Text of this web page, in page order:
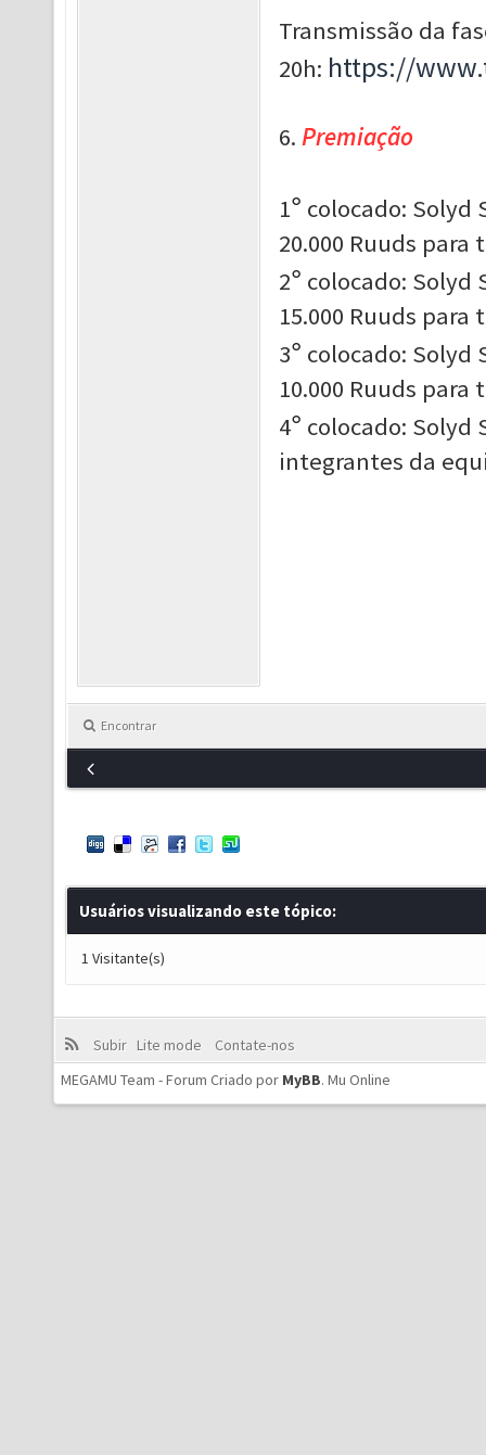
Transmissão da
20h: https://
6. Premiação
1° colocado: Solyd
20.000 Ruuds
2° colocado: Solyd
15.000 Ruuds
3° colocado: Solyd
10.000 Ruuds
4° colocado: Solyd
integrantes da
Encontrar
Usuários visualizando este tópico:
1 Visitante(s)
Subir Lite mode
Contate-nos
MEGAMU Team - Forum Criado por MyBB. Mu Online